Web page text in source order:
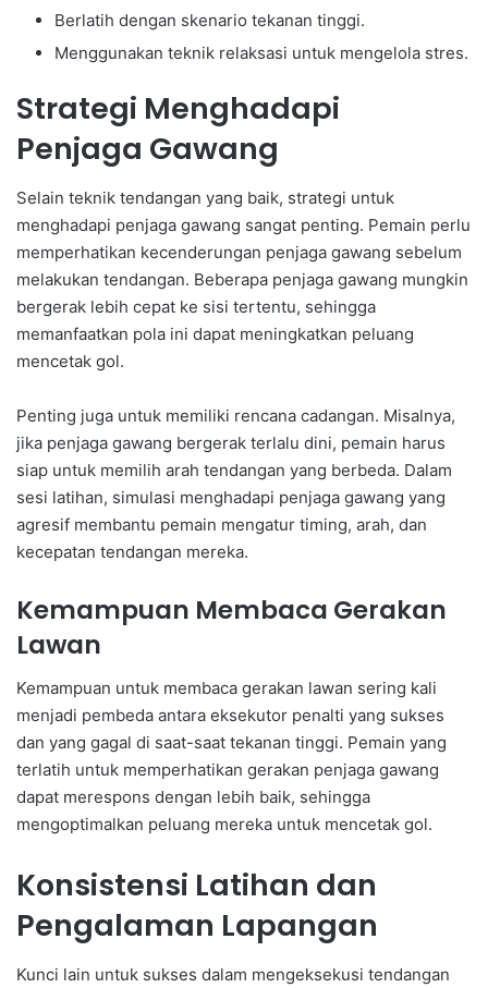
Berlatih dengan skenario tekanan tinggi.
Menggunakan teknik relaksasi untuk mengelola stres.
Strategi Menghadapi
Penjaga Gawang
Selain teknik tendangan yang baik, strategi untuk
menghadapi penjaga gawang sangat penting. Pemain perlu
memperhatikan kecenderungan penjaga gawang sebelum
melakukan tendangan. Beberapa penjaga gawang mungkin
bergerak lebih cepat ke sisi tertentu, sehingga
memanfaatkan pola ini dapat meningkatkan peluang
mencetak gol.
Penting juga untuk memiliki rencana cadangan. Misalnya,
jika penjaga gawang bergerak terlalu dini, pemain harus
siap untuk memilih arah tendangan yang berbeda. Dalam
sesi latihan, simulasi menghadapi penjaga gawang yang
agresif membantu pemain mengatur timing, arah, dan
kecepatan tendangan mereka.
Kemampuan Membaca Gerakan
Lawan
Kemampuan untuk membaca gerakan lawan sering kali
menjadi pembeda antara eksekutor penalti yang sukses
dan yang gagal di saat-saat tekanan tinggi. Pemain yang
terlatih untuk memperhatikan gerakan penjaga gawang
dapat merespons dengan lebih baik, sehingga
mengoptimalkan peluang mereka untuk mencetak gol.
Konsistensi Latihan dan
Pengalaman Lapangan
Kunci lain untuk sukses dalam mengeksekusi tendangan